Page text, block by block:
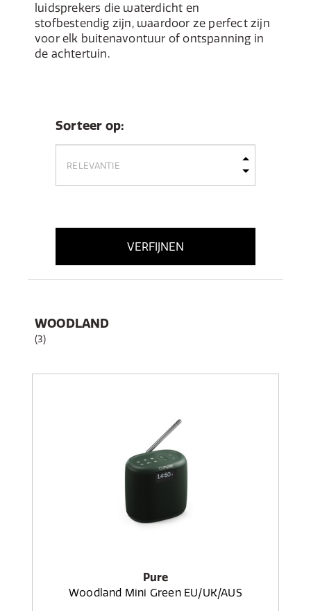
luidsprekers die waterdicht en
stofbestendig zijn, waardoor ze perfect zijn
voor elk buitenavontuur of ontspanning in
de achtertuin.
Sorteer op:
VERFIJNEN
WOODLAND
(3)
Pure
Woodland Mini Green EU/UK/AUS